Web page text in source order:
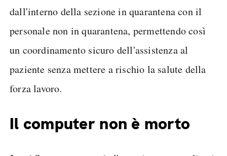
dall'interno della sezione in quarantena con il
personale non in quarantena, permettendo così
un coordinamento sicuro dell'assistenza al
paziente senza mettere a rischio la salute della
forza lavoro.
Il computer non è morto